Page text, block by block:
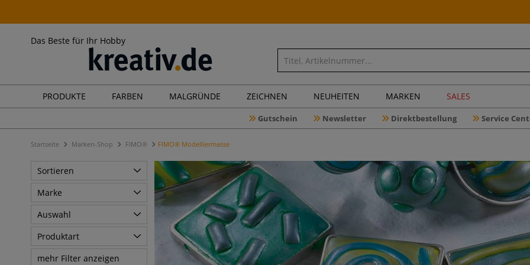
Das Beste für Ihr Hobby
PRODUKTE FARBEN MALGRÜNDE ZEICHNEN NEUHEITEN MARKEN SALES
Gutschein Newsletter Direktbestellung Service
Startseite Marken-Shop FIMO® FIMO® Modelliermasse
Sortieren
Marke
Auswahl
Produktart
mehr Filter anzeigen